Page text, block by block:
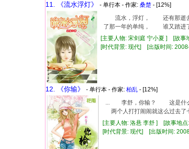
11. 《流水浮灯》 - 单行本 - 作家: 桑楚 - [12%]
流水，浮灯， 还有那逝
了那一年的单纯， 谁又踏
[主要人物: 宋剑庭 宁小夏 ] [故
[时代背景: 现代] [出版时间:
12. 《你输》 - 单行本 - 作家: 柏乱 - [12%]
... 李舒，你输？ 这是什么
两个人打打闹闹就这么过
[主要人物: 洛悬 李舒 ] [故事地
[时代背景: 现代] [出版时间: